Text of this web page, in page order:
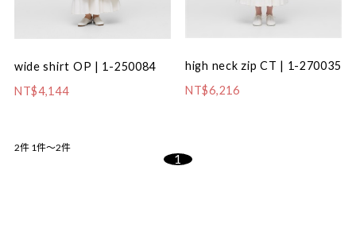
wide shirt OP | 1-250084
NT$4,144
high neck zip CT | 1-270035
NT$6,216
2件 1件～2件
1